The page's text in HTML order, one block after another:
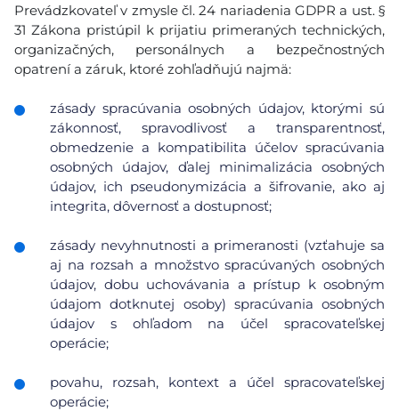
Prevádzkovateľ v zmysle čl. 24 nariadenia GDPR a ust. §
31 Zákona pristúpil k prijatiu primeraných technických,
organizačných, personálnych a bezpečnostných
opatrení a záruk, ktoré zohľadňujú najmä:
zásady spracúvania osobných údajov, ktorými sú
zákonnosť, spravodlivosť a transparentnosť,
obmedzenie a kompatibilita účelov spracúvania
osobných údajov, ďalej minimalizácia osobných
údajov, ich pseudonymizácia a šifrovanie, ako aj
integrita, dôvernosť a dostupnosť;
zásady nevyhnutnosti a primeranosti (vzťahuje sa
aj na rozsah a množstvo spracúvaných osobných
údajov, dobu uchovávania a prístup k osobným
údajom dotknutej osoby) spracúvania osobných
údajov s ohľadom na účel spracovateľskej
operácie;
povahu, rozsah, kontext a účel spracovateľskej
operácie;